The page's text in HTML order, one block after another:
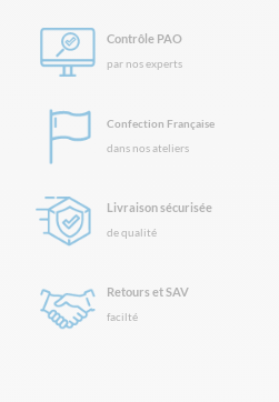
Contrôle PAO
par nos experts
Confection Française
dans nos ateliers
Livraison sécurisée
de qualité
Retours et SAV
facilté